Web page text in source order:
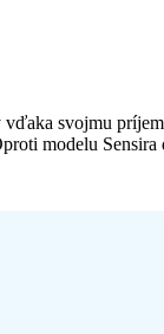
svojmu
modelu Sensira